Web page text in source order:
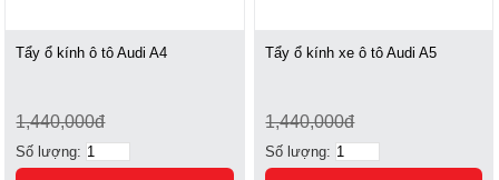
Tẩy ổ kính ô tô Audi A4
1,440,000đ
Số lượng:
Tẩy ổ kính xe ô tô Audi A5
1,440,000đ
Số lượng: